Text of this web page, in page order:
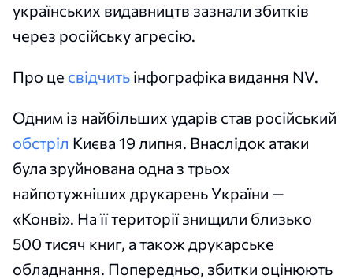
українських видавництв зазнали збитків
через російську агресію.
Про це свідчить інфографіка видання NV.
Одним із найбільших ударів став російський
обстріл Києва 19 липня. Внаслідок атаки
була зруйнована одна з трьох
найпотужніших друкарень України —
«Конві». На її території знищили близько
500 тисяч книг, а також друкарське
обладнання. Попередньо, збитки оцінюють